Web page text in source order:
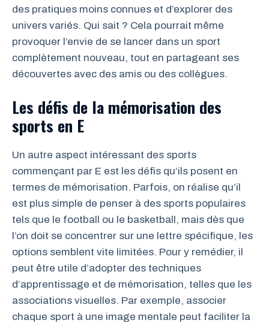
des pratiques moins connues et d’explorer des
univers variés. Qui sait ? Cela pourrait même
provoquer l’envie de se lancer dans un sport
complètement nouveau, tout en partageant ses
découvertes avec des amis ou des collègues.
Les défis de la mémorisation des
sports en E
Un autre aspect intéressant des sports
commençant par E est les défis qu’ils posent en
termes de mémorisation. Parfois, on réalise qu’il
est plus simple de penser à des sports populaires
tels que le football ou le basketball, mais dès que
l’on doit se concentrer sur une lettre spécifique, les
options semblent vite limitées. Pour y remédier, il
peut être utile d’adopter des techniques
d’apprentissage et de mémorisation, telles que les
associations visuelles. Par exemple, associer
chaque sport à une image mentale peut faciliter la